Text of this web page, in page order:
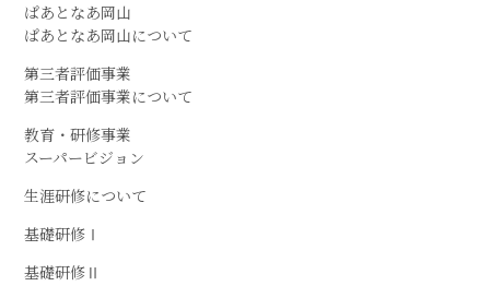
ぱあとなあ岡山
ぱあとなあ岡山について
第三者評価事業
第三者評価事業について
教育・研修事業
スーパービジョン
生涯研修について
基礎研修Ⅰ
基礎研修Ⅱ